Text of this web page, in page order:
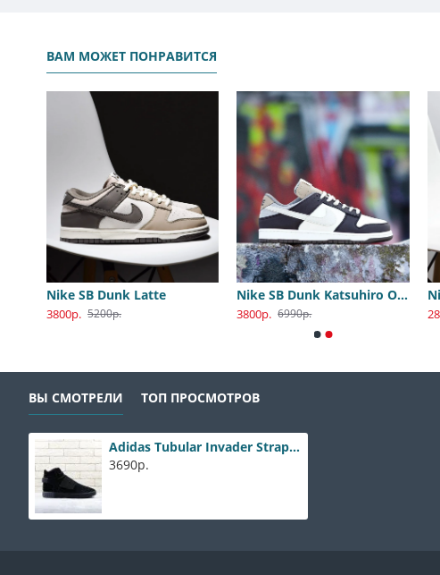
ВАМ МОЖЕТ ПОНРАВИТСЯ
Nike SB Dunk Latte
3800р. 5200р.
Nike SB Dunk Katsuhiro Otomo
3800р. 6990р.
ВЫ СМОТРЕЛИ ТОП ПРОСМОТРОВ
Adidas Tubular Invader Strap black
3690р.